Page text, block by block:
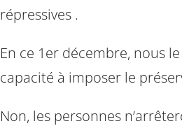
répressives .
En ce 1er décembre, nous
capacité à imposer le
Non, les personnes